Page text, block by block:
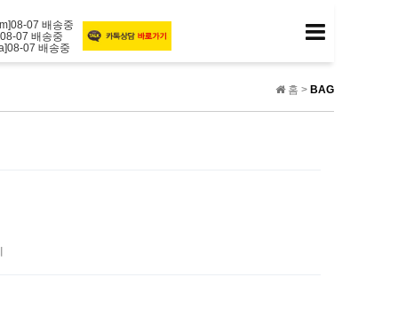
07 배송중
07 배송중
07 배송중
07 배송중
홈 > BAG